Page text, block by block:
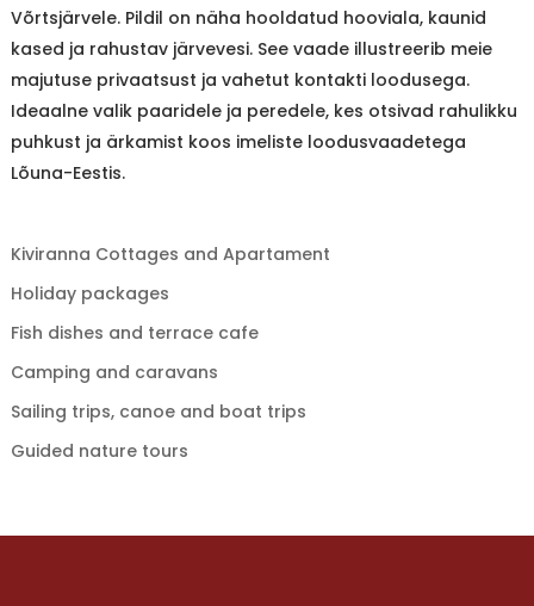
Võrtsjärvele. Pildil on näha hooldatud hooviala, kaunid
kased ja rahustav järvevesi. See vaade illustreerib meie
majutuse privaatsust ja vahetut kontakti loodusega.
Ideaalne valik paaridele ja peredele, kes otsivad rahulikku
puhkust ja ärkamist koos imeliste loodusvaadetega
Lõuna-Eestis.
Kiviranna Cottages and Apartament
Holiday packages
Fish dishes and terrace cafe
Camping and caravans
Sailing trips, canoe and boat trips
Guided nature tours